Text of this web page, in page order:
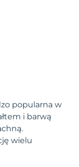
popularna w
i barwą
wielu